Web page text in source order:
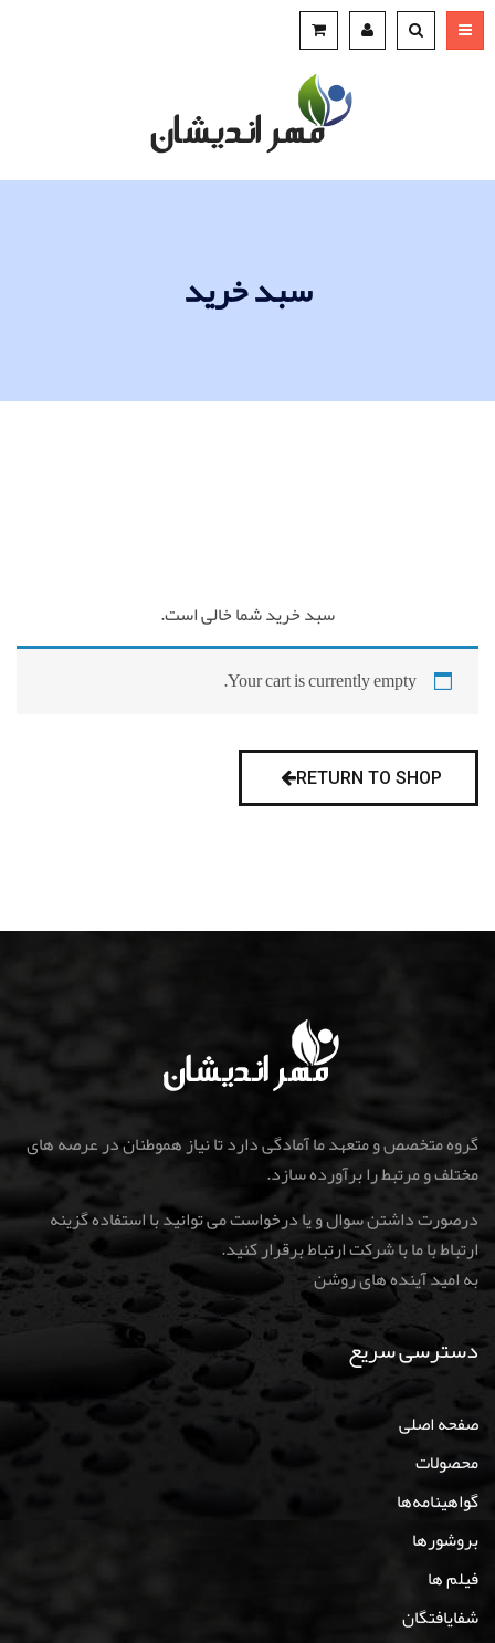
سبد خرید
سبد خرید شما خالی است.
Your cart is currently empty.
RETURN TO SHOP
گروه متخصص و متعهد ما آمادگی دارد تا نیاز هموطنان در عرصه های
مختلف و مرتبط را برآورده سازد.
درصورت داشتن سوال و یا درخواست می توانید با استفاده گزینه
ارتباط با ما با شرکت ارتباط برقرار کنید.
به امید آینده های روشن
دسترسی سریع
صفحه اصلی
محصولات
گواهینامه‌ها
بروشورها
فیلم ها
شفایافتگان